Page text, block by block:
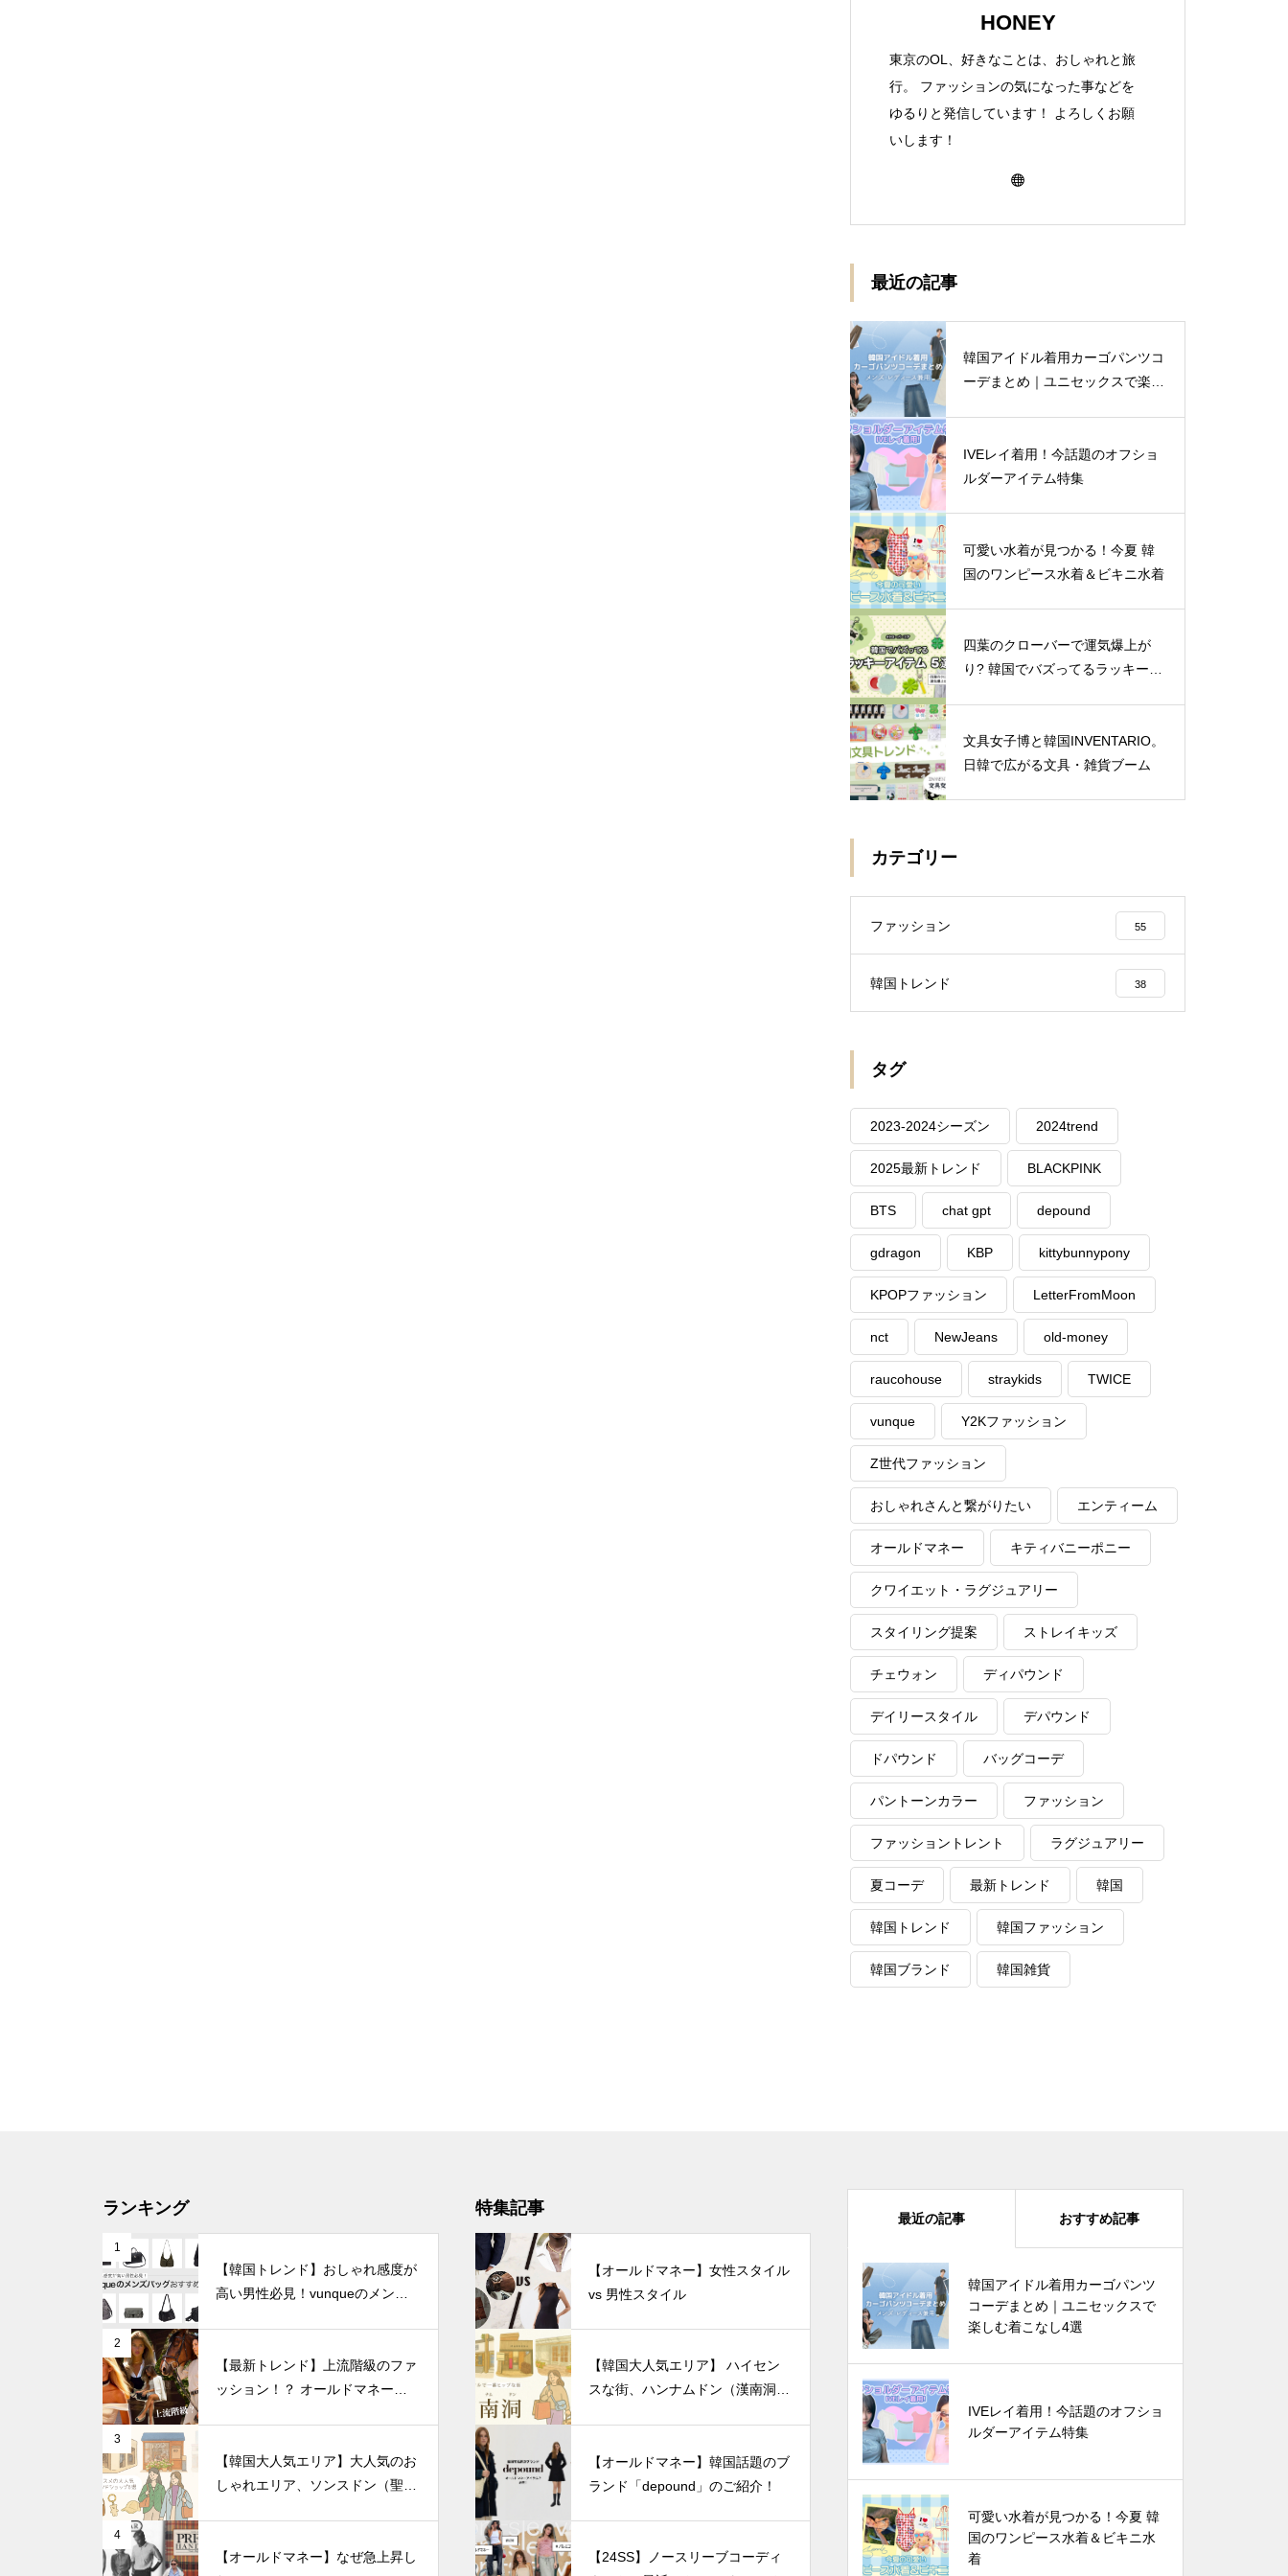
HONEY
東京のOL、好きなことは、おしゃれと旅
行。 ファッションの気になった事などを
ゆるりと発信しています！ よろしくお願
いします！
最近の記事
韓国アイドル着用カーゴパンツコ
ーデまとめ｜ユニセックスで楽し
IVEレイ着用！今話題のオフショ
ルダーアイテム特集
可愛い水着が見つかる！今夏 韓
国のワンピース水着＆ビキニ水着
四葉のクローバーで運気爆上が
り? 韓国でバズってるラッキーア
文具女子博と韓国INVENTARIO。
日韓で広がる文具・雑貨ブーム
カテゴリー
ファッション 55
韓国トレンド 38
タグ
2023-2024シーズン 2024trend
2025最新トレンド BLACKPINK
BTS chat gpt depound
gdragon KBP kittybunnypony
KPOPファッション LetterFromMoon
nct NewJeans old-money
raucohouse straykids TWICE
vunque Y2Kファッション
Z世代ファッション
おしゃれさんと繋がりたい エンティーム
オールドマネー キティバニーポニー
クワイエット・ラグジュアリー
スタイリング提案 ストレイキッズ
チェウォン ディパウンド
デイリースタイル デパウンド
ドパウンド バッグコーデ
パントーンカラー ファッション
ファッショントレント ラグジュアリー
夏コーデ 最新トレンド 韓国
韓国トレンド 韓国ファッション
韓国ブランド 韓国雑貨
ランキング
1
【韓国トレンド】おしゃれ感度が
高い男性必見！vunqueのメンズ
2
【最新トレンド】上流階級のファ
ッション！？ オールドマネール
3
【韓国大人気エリア】大人気のお
しゃれエリア、ソンスドン（聖水
4
【オールドマネー】なぜ急上昇し
特集記事
【オールドマネー】女性スタイル
vs 男性スタイル
【韓国大人気エリア】 ハイセン
スな街、ハンナムドン（漢南洞）
【オールドマネー】韓国話題のブ
ランド「depound」のご紹介！
【24SS】ノースリーブコーディ
最近の記事 おすすめ記事
韓国アイドル着用カーゴパンツ
コーデまとめ｜ユニセックスで
楽しむ着こなし4選
IVEレイ着用！今話題のオフショ
ルダーアイテム特集
可愛い水着が見つかる！今夏 韓
国のワンピース水着＆ビキニ水
着
韓国アイドル着用カーゴパンツコ
ーデまとめ｜ユニセックスで楽し
む着こなし4選
可愛い水着が見つかる！今夏 韓
国のワンピース水着＆ビキニ水着
四葉のクローバーで運気爆上が
り? 韓国でバズってるラッキーア
イテム 5選